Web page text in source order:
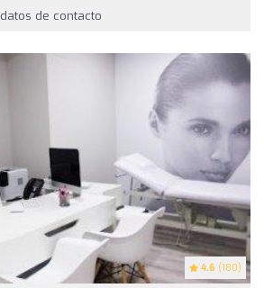
de contacto
4.6 (180)